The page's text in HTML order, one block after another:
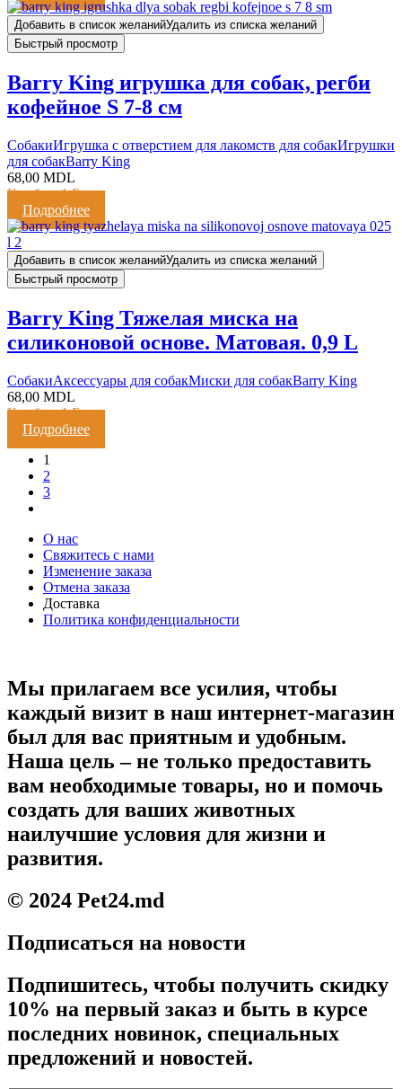
Добавить в список желанийУдалить из списка желаний
Быстрый просмотр
Barry King игрушка для собак, регби
кофейное S 7-8 см
CобакиИгрушка с отверстием для лакомств для собакИгрушки
для собакBarry King
68,00 MDL
Кешбэк:1 Балл
Подробнее
Добавить в список желанийУдалить из списка желаний
Быстрый просмотр
Barry King Тяжелая миска на
силиконовой основе. Матовая. 0,9 L
CобакиАксессуары для собакМиски для собакBarry King
68,00 MDL
Кешбэк:1 Балл
Подробнее
1
2
3
О нас
Свяжитесь с нами
Изменение заказа
Отмена заказа
Доставка
Политика конфиденциальности
Мы прилагаем все усилия, чтобы
каждый визит в наш интернет-магазин
был для вас приятным и удобным.
Наша цель – не только предоставить
вам необходимые товары, но и помочь
создать для ваших животных
наилучшие условия для жизни и
развития.
© 2024 Pet24.md
Подписаться на новости
Подпишитесь, чтобы получить скидку
10% на первый заказ и быть в курсе
последних новинок, специальных
предложений и новостей.